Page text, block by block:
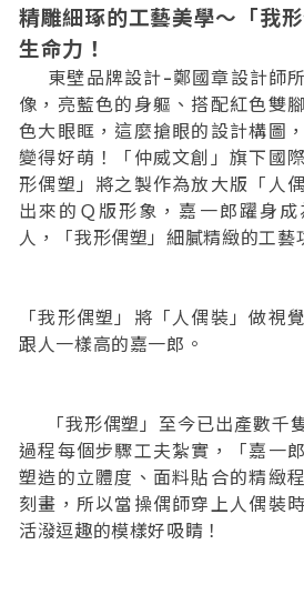
精雕細琢的工藝美學～「我
生命力！
東壁品牌設計-鄭國章設計師
像，亮藍色的身軀、搭配紅色雙
色大眼眶，這麼搶眼的設計構圖
變得好萌！「仲威文創」旗下國
形偶塑」將之製作為放大版「人
出來的Ｑ版形象，嘉一郎躍身
人，「我形偶塑」細膩精緻的工藝
「我形偶塑」將「人偶裝」做視
跟人一樣高的嘉一郎。
「我形偶塑」至今已出產數千
過程每個步驟工夫紮實，「嘉一
塑造的立體度、面料貼合的精緻
刻畫，所以當操偶師穿上人偶裝
活潑逗趣的模樣好吸睛！